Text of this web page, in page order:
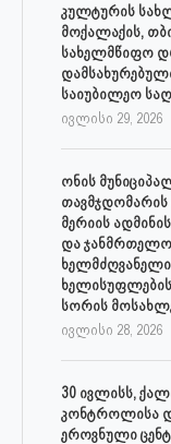
კულტურის
მოქალაქის,
სახელმწიფო
საიუბილეო
ივლისი 29, 2026
ონის
მერიის
და
სორის
ივლისი 28, 2026
30 ივლისს,
კონტროლისა
ეროვნული